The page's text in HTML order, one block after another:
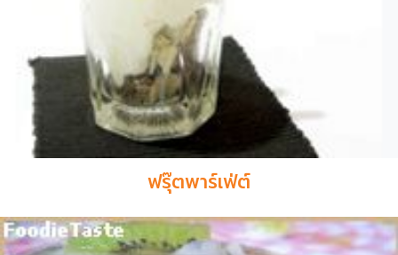
ฟรุ๊ตพาร์เฟ่ต์